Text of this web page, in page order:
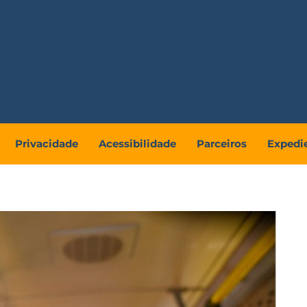
Privacidade Acessibilidade Parceiros